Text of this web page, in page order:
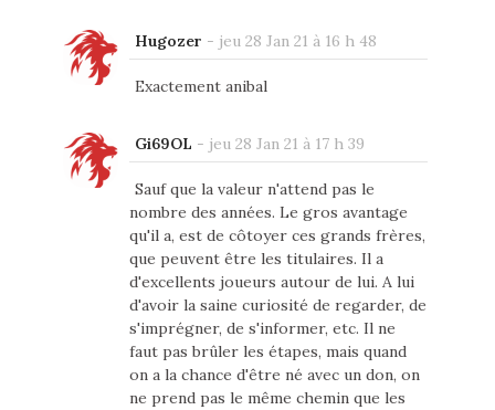
Hugozer - jeu 28 Jan 21 à 16 h 48
Exactement anibal
Gi69OL - jeu 28 Jan 21 à 17 h 39
Sauf que la valeur n'attend pas le
nombre des années. Le gros avantage
qu'il a, est de côtoyer ces grands frères,
que peuvent être les titulaires. Il a
d'excellents joueurs autour de lui. A lui
d'avoir la saine curiosité de regarder, de
s'imprégner, de s'informer, etc. Il ne
faut pas brûler les étapes, mais quand
on a la chance d'être né avec un don, on
ne prend pas le même chemin que les